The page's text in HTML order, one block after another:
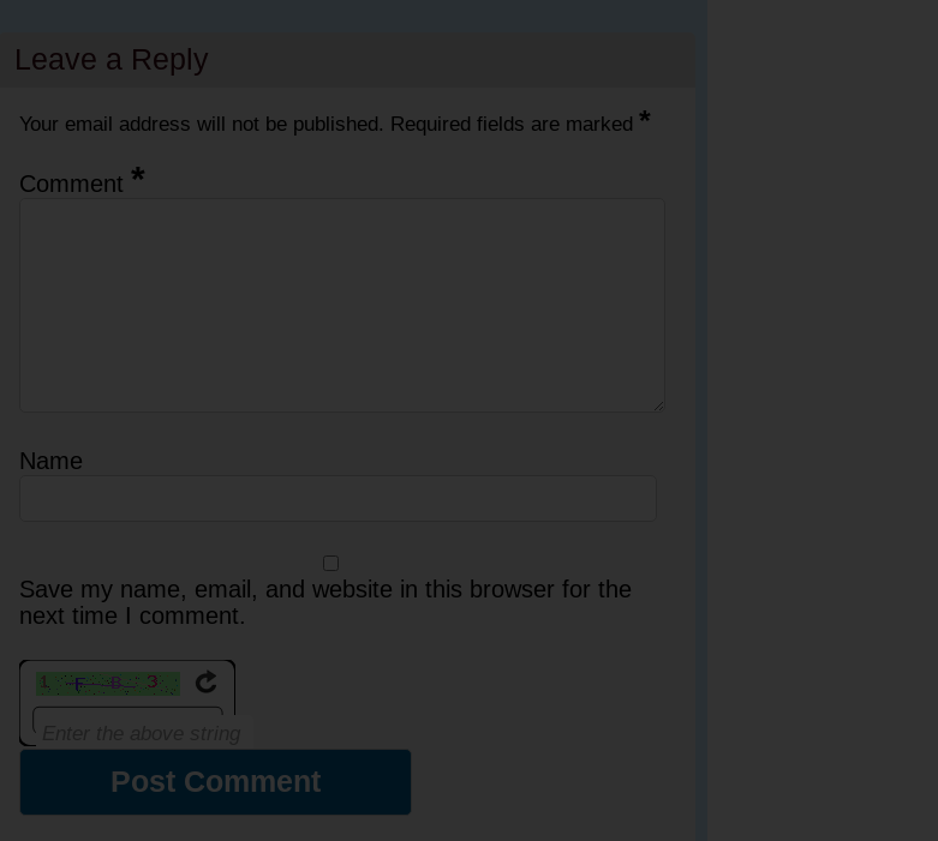
Leave a Reply
Your email address will not be published. Required fields are marked *
Comment *
Name
Save my name, email, and website in this browser for the
next time I comment.